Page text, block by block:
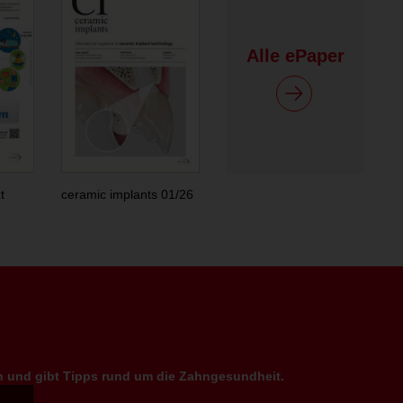
ceramic implants 01/26
Alle ePaper
und gibt Tipps rund um die Zahngesundheit.